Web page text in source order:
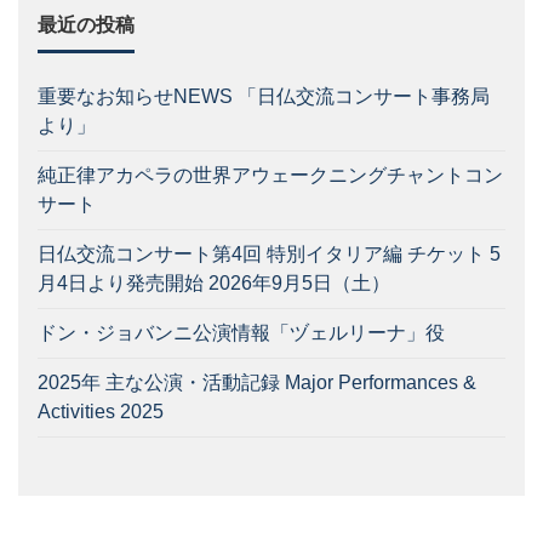
最近の投稿
重要なお知らせNEWS 「日仏交流コンサート事務局
より」
純正律アカペラの世界アウェークニングチャントコン
サート
日仏交流コンサート第4回 特別イタリア編 チケット 5
月4日より発売開始 2026年9月5日（土）
ドン・ジョバンニ公演情報「ヅェルリーナ」役
2025年 主な公演・活動記録 Major Performances &
Activities 2025